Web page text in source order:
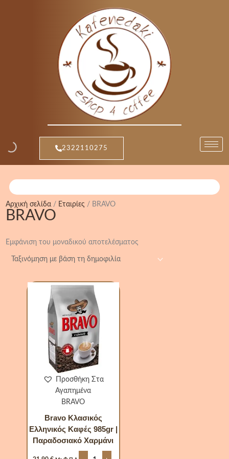
2322110275
Αρχική σελίδα/ Εταιρίες / BRAVO
BRAVO
Εμφάνιση του μοναδικού αποτελέσματος
Προσθήκη Στα
Αγαπημένα
BRAVO
Bravo Κλασικός
Ελληνικός Καφές 985gr |
Παραδοσιακό Χαρμάνι
Bravo
Κλασικός
Ελληνικός
Καφές
985gr
|
Παραδοσιακό
Χαρμάνι
ποσότητα